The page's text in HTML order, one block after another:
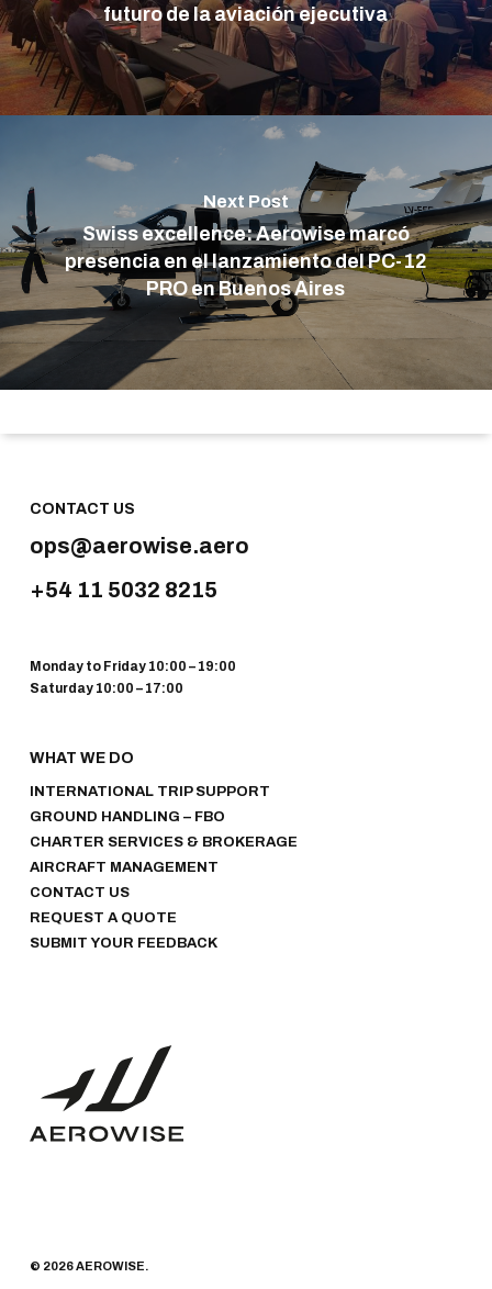
futuro de la aviación ejecutiva
Next Post
Swiss excellence: Aerowise marcó
presencia en el lanzamiento del PC-12
PRO en Buenos Aires
CONTACT US
ops@aerowise.aero
+54 11 5032 8215
Monday to Friday 10:00 – 19:00
Saturday 10:00 – 17:00
WHAT WE DO
INTERNATIONAL TRIP SUPPORT
GROUND HANDLING – FBO
CHARTER SERVICES & BROKERAGE
AIRCRAFT MANAGEMENT
CONTACT US
REQUEST A QUOTE
SUBMIT YOUR FEEDBACK
© 2026 AEROWISE.